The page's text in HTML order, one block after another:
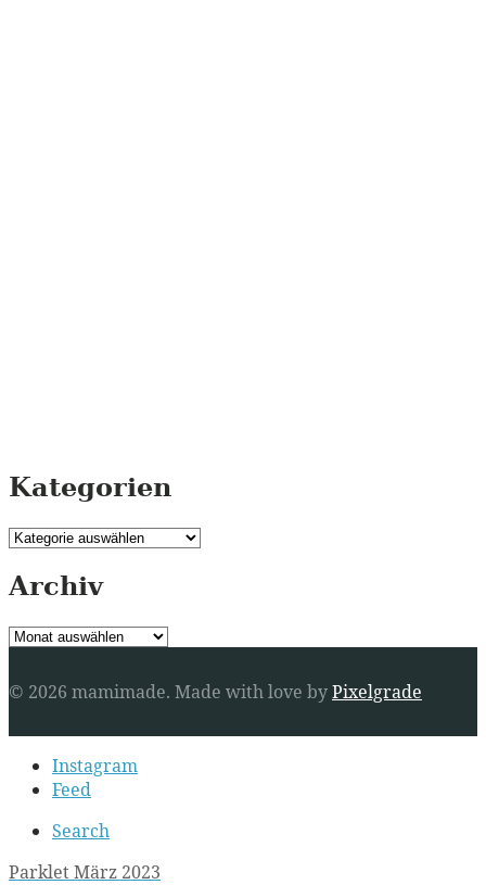
Kategorien
Kategorien
Archiv
Archiv
© 2026 mamimade. Made with love byPixelgrade
Secondary
navigationInstagram
Feed
Search
Post
Parklet März 2023